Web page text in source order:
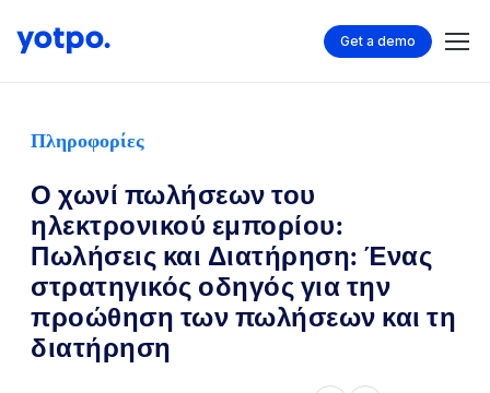
Get a demo
Πληροφορίες
Ο χωνί πωλήσεων του
ηλεκτρονικού εμπορίου:
Πωλήσεις και Διατήρηση: Ένας
στρατηγικός οδηγός για την
προώθηση των πωλήσεων και τη
διατήρηση